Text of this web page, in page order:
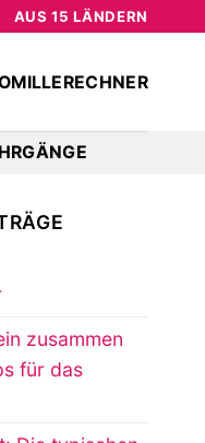
AUS 15 LÄNDERN
zusammen
für das